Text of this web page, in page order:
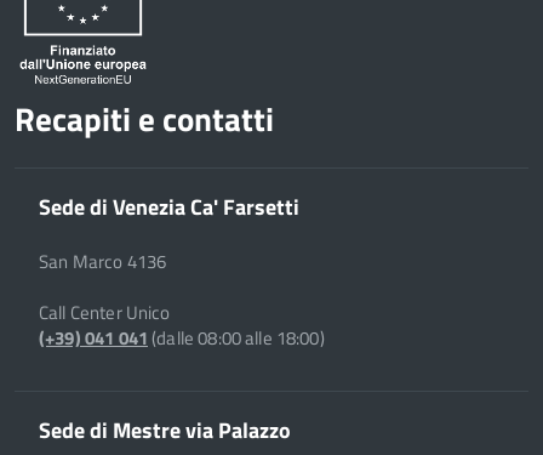
Recapiti e contatti
Sede di Venezia Ca' Farsetti
San Marco 4136
Call Center Unico
(+39) 041 041(dalle 08:00 alle 18:00)
Sede di Mestre via Palazzo